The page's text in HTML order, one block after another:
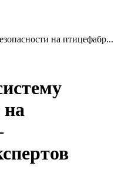
на птицефабр...
на